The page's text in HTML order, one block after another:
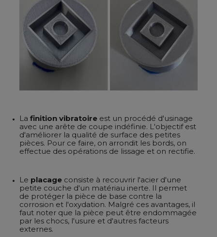
La finition vibratoire est un procédé d'usinage
avec une arête de coupe indéfinie. L'objectif est
d'améliorer la qualité de surface des petites
pièces. Pour ce faire, on arrondit les bords, on
effectue des opérations de lissage et on rectifie.
Le placage consiste à recouvrir l'acier d'une
petite couche d'un matériau inerte. Il permet
de protéger la pièce de base contre la
corrosion et l'oxydation. Malgré ces avantages, il
faut noter que la pièce peut être endommagée
par les chocs, l'usure et d'autres facteurs
externes.